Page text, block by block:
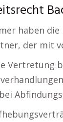
haben
der mit
Vertretung